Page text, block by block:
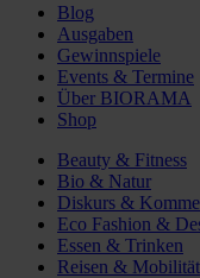
Blog
Ausgaben
Gewinnspiele
Events & Termine
Über BIORAMA
Shop
Beauty & Fitness
Bio & Natur
Diskurs &
Eco Fashion &
Essen & Trinken
Reisen & Mobilität